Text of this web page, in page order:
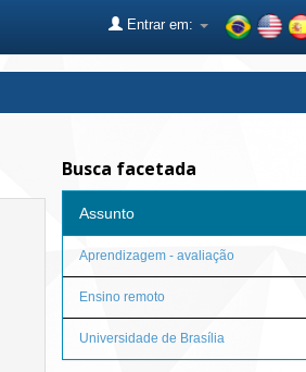
Entrar em:
Busca facetada
Assunto
Aprendizagem - avaliação
Ensino remoto
Universidade de Brasília